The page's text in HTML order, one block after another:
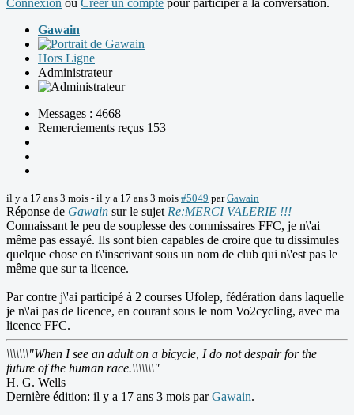
Connexion ou Créer un compte pour participer à la conversation.
Gawain
Hors Ligne
Administrateur
Messages : 4668
Remerciements reçus 153
il y a 17 ans 3 mois - il y a 17 ans 3 mois #5049 parGawain
Réponse de Gawain sur le sujet Re:MERCI VALERIE !!!
Connaissant le peu de souplesse des commissaires FFC, je n\'ai
même pas essayé. Ils sont bien capables de croire que tu dissimules
quelque chose en t\'inscrivant sous un nom de club qui n\'est pas le
même que sur ta licence.
Par contre j\'ai participé à 2 courses Ufolep, fédération dans laquelle
je n\'ai pas de licence, en courant sous le nom Vo2cycling, avec ma
licence FFC.
\\\\\\\"When I see an adult on a bicycle, I do not despair for the
future of the human race.\\\\\\\"
H. G. Wells
Dernière édition: il y a 17 ans 3 mois parGawain.